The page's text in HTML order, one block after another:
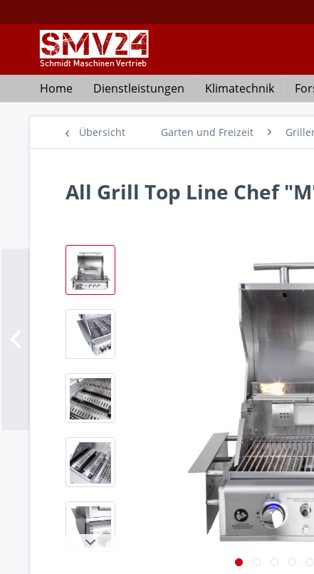
Home Dienstleistungen Klimatechnik
Übersicht Garten und Freizeit
All Grill Top Line Chef